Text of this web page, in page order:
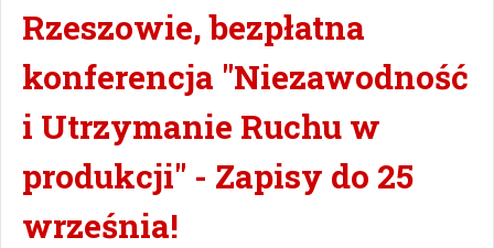
Rzeszowie, bezpłatna
konferencja "Niezawodność
i Utrzymanie Ruchu w
produkcji" - Zapisy do 25
września!